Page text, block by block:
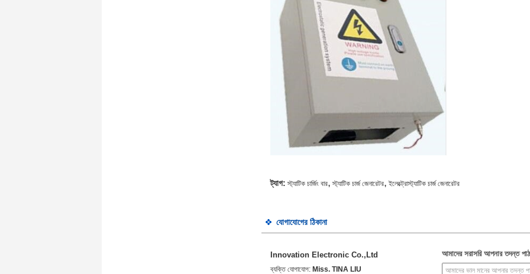
ট্যাগ: স্ট্যাটিক চার্জিং বার, স্ট্যাটিক চার্জ জেনারেটর, ইলেক্ট্রোস্ট্যাটিক চার্জ জেনারেটর
যোগাযোগের ঠিকানা
Innovation Electronic Co.,Ltd
ব্যক্তি যোগাযোগ: Miss. TINA LIU
আমাদের সরাসরি আপনার তদন্ত